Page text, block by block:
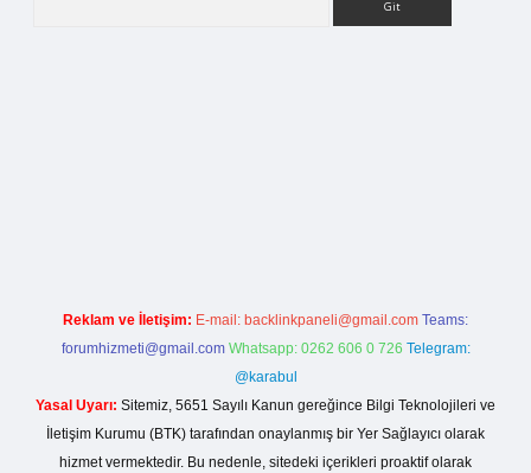
Reklam ve İletişim: E-mail: backlinkpaneli@gmail.com Teams:
forumhizmeti@gmail.com Whatsapp: 0262 606 0 726 Telegram:
@karabul
Yasal Uyarı: Sitemiz, 5651 Sayılı Kanun gereğince Bilgi Teknolojileri ve
İletişim Kurumu (BTK) tarafından onaylanmış bir Yer Sağlayıcı olarak
hizmet vermektedir. Bu nedenle, sitedeki içerikleri proaktif olarak